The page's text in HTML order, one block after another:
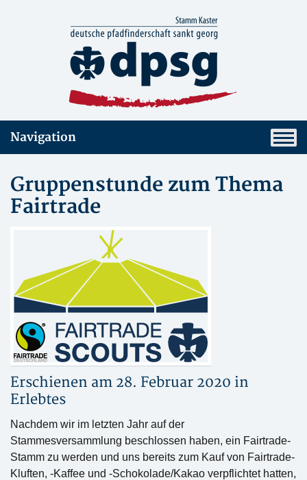
Navigation
Gruppenstunde zum Thema
Fairtrade
Erschienen am 28. Februar 2020 in
Erlebtes
Nachdem wir im letzten Jahr auf der
Stammesversammlung beschlossen haben, ein Fairtrade-
Stamm zu werden und uns bereits zum Kauf von Fairtrade-
Kluften, -Kaffee und -Schokolade/Kakao verpflichtet hatten,